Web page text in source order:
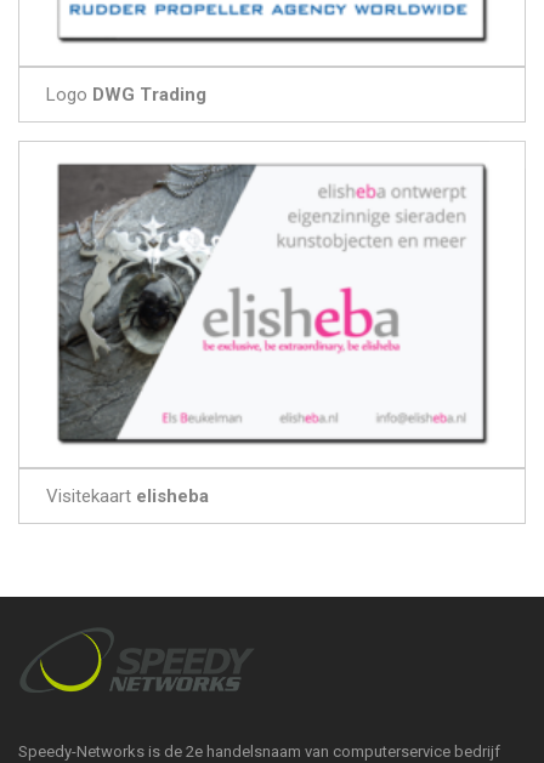
Logo DWG Trading
Visitekaart elisheba
Speedy-Networks is de 2e handelsnaam van computerservice bedrijf